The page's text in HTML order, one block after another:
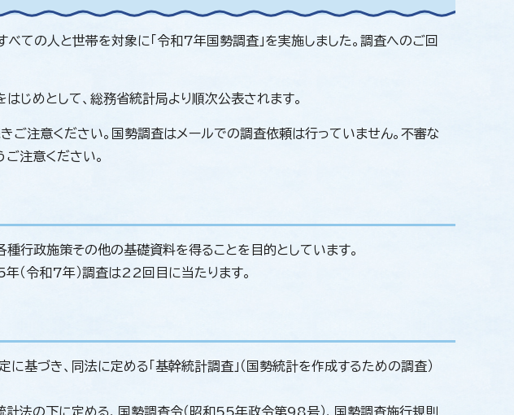
ての人と世帯を対象に「令和7年国勢調査」を実施しました。調査へのご回
じめとして、総務省統計局より順次公表されます。
注意ください。国勢調査はメールでの調査依頼は行っていません。不審な
ご注意ください。
行政施策その他の基礎資料を得ることを目的としています。
（令和7年）調査は22回目に当たります。
基づき、同法に定める「基幹統計調査」（国勢統計を作成するための調査）
法の下に定める、国勢調査令（昭和55年政令第98号）、国勢調査施行規則